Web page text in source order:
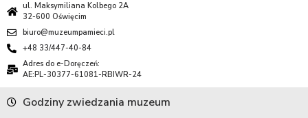
ul. Maksymiliana Kolbego 2A
32-600 Oświęcim
biuro@muzeumpamieci.pl
+48 33/447-40-84
Adres do e-Doręczeń:
AE:PL-30377-61081-RBIWR-24
Godziny zwiedzania muzeum